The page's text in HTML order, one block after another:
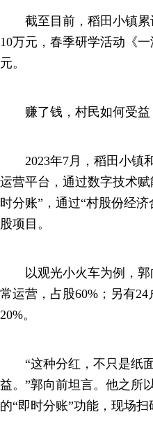
截至目前，稻田小镇累
10万元，春季研学活动《
元。
赚了钱，村民如何受益
2023年7月，稻田小镇和
运营平台，通过数字技术
时分账”，通过“村股份经
股项目。
以观光小火车为例，郭
常运营，占股60%；另有
20%。
“这种分红，不只是纸面
益。”郭向前坦言。他之所
的“即时分账”功能，现场